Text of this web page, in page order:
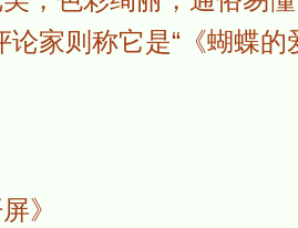
论家则称它是“《蝴蝶
》